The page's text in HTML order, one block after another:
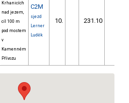
Krhanicích
nad jezem,
cíl 100 m
pod mostem
v
Kamenném
Přívozu
C2M
sjezd
Lerner
Luděk
10. 231.10